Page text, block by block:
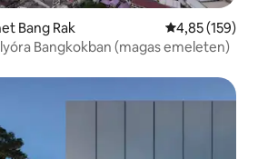
Bang Rak Átlagos
4,85 (159)
Bangkokban (magas emeleten)